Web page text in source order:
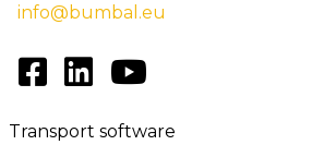
info@bumbal.eu
Transport software